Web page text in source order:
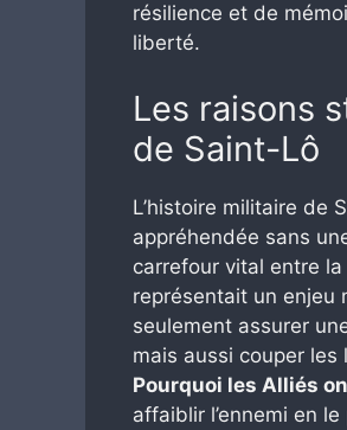
résilience et de
liberté.
Les raisons
de Saint-Lô
L’histoire militaire de
appréhendée sans
carrefour vital entre
représentait un enjeu
seulement assurer
mais aussi couper
Pourquoi les Alliés
affaiblir l’ennemi en